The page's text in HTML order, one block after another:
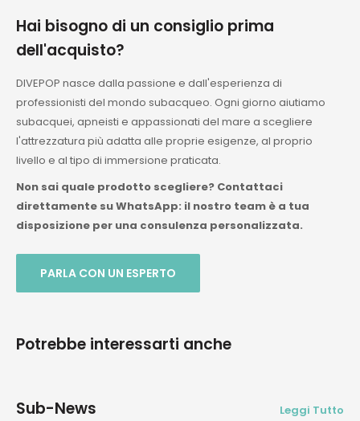
Hai bisogno di un consiglio prima
dell'acquisto?
DIVEPOP nasce dalla passione e dall'esperienza di
professionisti del mondo subacqueo. Ogni giorno aiutiamo
subacquei, apneisti e appassionati del mare a scegliere
l'attrezzatura più adatta alle proprie esigenze, al proprio
livello e al tipo di immersione praticata.
Non sai quale prodotto scegliere? Contattaci
direttamente su WhatsApp: il nostro team è a tua
disposizione per una consulenza personalizzata.
PARLA CON UN ESPERTO
Potrebbe interessarti anche
Sub-News Leggi Tutto